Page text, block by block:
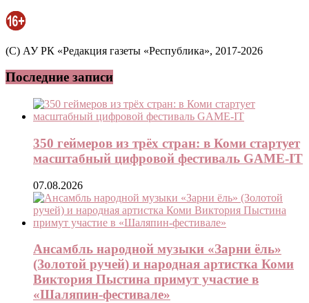
(C) АУ РК «Редакция газеты «Республика», 2017-2026
Последние записи
350 геймеров из трёх стран: в Коми стартует
масштабный цифровой фестиваль GAME-IT
07.08.2026
Ансамбль народной музыки «Зарни ёль»
(Золотой ручей) и народная артистка Коми
Виктория Пыстина примут участие в
«Шаляпин-фестивале»